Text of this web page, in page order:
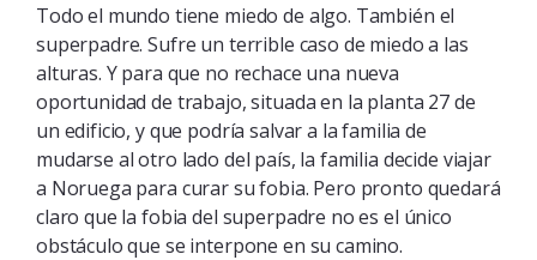
Todo el mundo tiene miedo de algo. También el
superpadre. Sufre un terrible caso de miedo a las
alturas. Y para que no rechace una nueva
oportunidad de trabajo, situada en la planta 27 de
un edificio, y que podría salvar a la familia de
mudarse al otro lado del país, la familia decide viajar
a Noruega para curar su fobia. Pero pronto quedará
claro que la fobia del superpadre no es el único
obstáculo que se interpone en su camino.